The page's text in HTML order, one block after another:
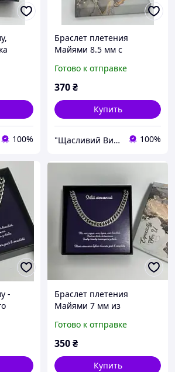
100%
Браслет плетения
Майями 8.5 мм с
открыткой
Готово к отправке
370₴
Купить
"Щасливий Випадок" - Інтернет-магазин парних прикрас і ланцюжків 100%
-
с
Браслет плетения
Майями 7 мм из
поздравительной
открыткой
Готово к отправке
350₴
Купить